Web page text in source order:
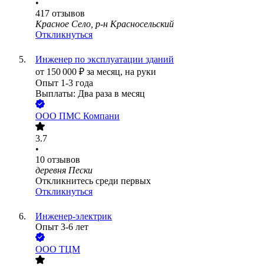
•
417 отзывов
Красное Село, р-н Красносельский
Откликнуться
Инженер по эксплуатации зданий
от 150 000 ₽ за месяц, на руки
Опыт 1-3 года
Выплаты: Два раза в месяц
ООО ПМС Компани
3.7
•
10 отзывов
деревня Пески
Откликнитесь среди первых
Откликнуться
Инженер-электрик
Опыт 3-6 лет
ООО ТЦМ